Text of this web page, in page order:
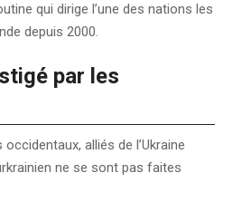
qui dirige l’une des nations les
depuis 2000.
par les
alliés de l’Ukraine
ne se sont pas faites